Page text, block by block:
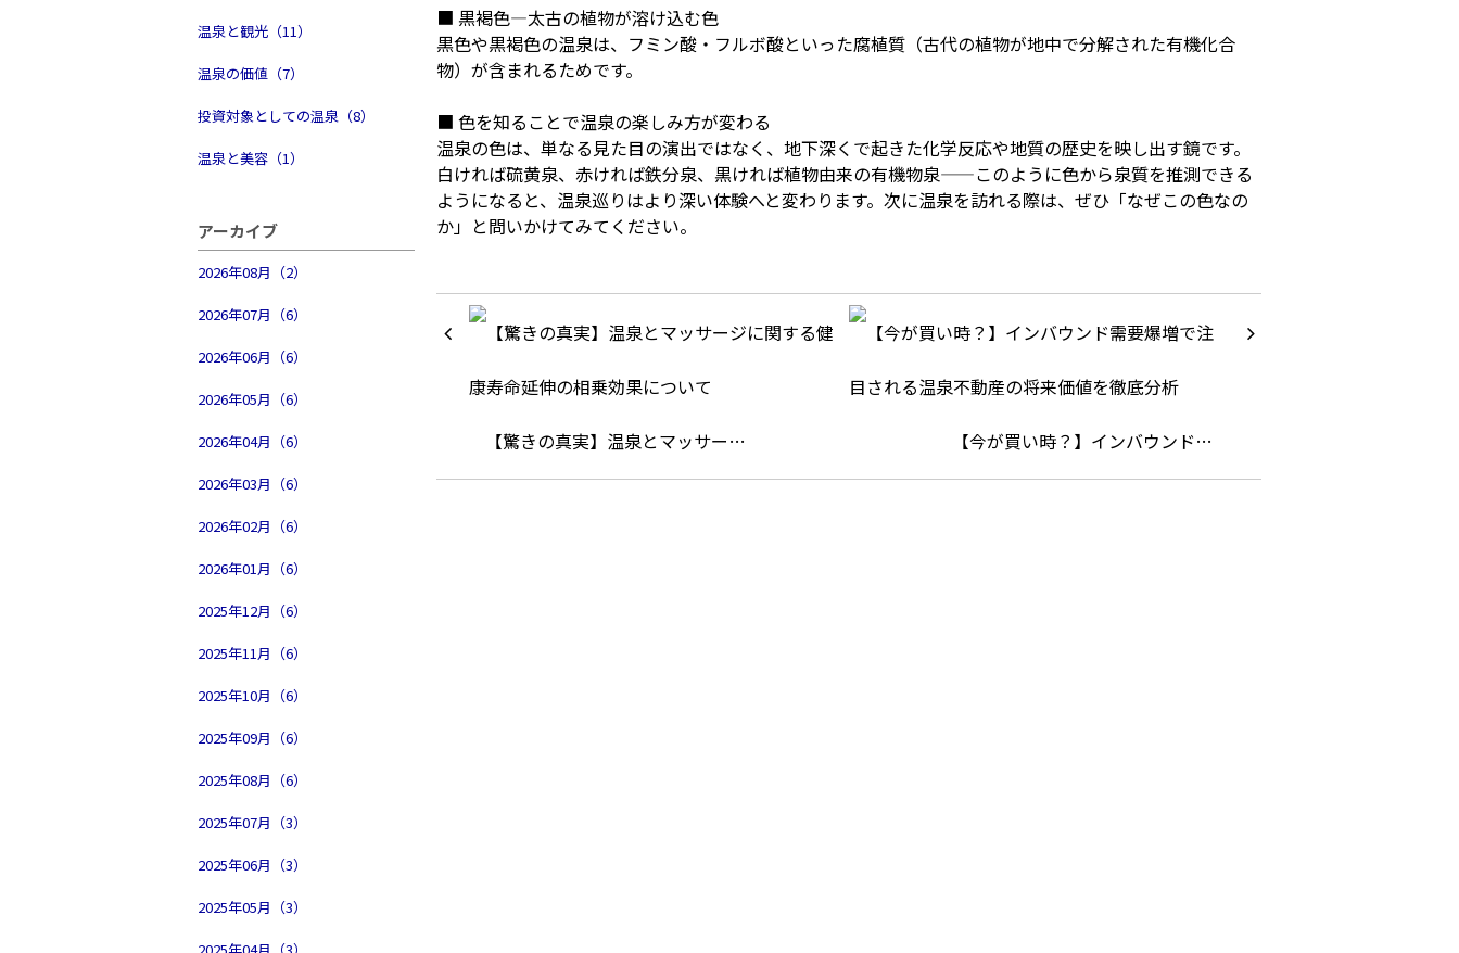
温泉と観光（11）
温泉の価値（7）
投資対象としての温泉（8）
温泉と美容（1）
アーカイブ
2026年08月（2）
2026年07月（6）
2026年06月（6）
2026年05月（6）
2026年04月（6）
2026年03月（6）
2026年02月（6）
2026年01月（6）
2025年12月（6）
2025年11月（6）
2025年10月（6）
2025年09月（6）
2025年08月（6）
2025年07月（3）
2025年06月（3）
2025年05月（3）
■ 黒褐色―太古の植物が溶け込む色
黒色や黒褐色の温泉は、フミン酸・フルボ酸といった腐植質（古代の植物が地中で分解された有機化合
物）が含まれるためです。
■ 色を知ることで温泉の楽しみ方が変わる
温泉の色は、単なる見た目の演出ではなく、地下深くで起きた化学反応や地質の歴史を映し出す鏡です。
白ければ硫黄泉、赤ければ鉄分泉、黒ければ植物由来の有機物泉——このように色から泉質を推測できる
ようになると、温泉巡りはより深い体験へと変わります。次に温泉を訪れる際は、ぜひ「なぜこの色なの
か」と問いかけてみてください。
【驚きの真実】温泉とマッサー… 【今が買い時？】インバウンド…